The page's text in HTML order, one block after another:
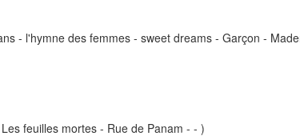
- l'hymne des femmes - sweet dreams - Garçon -
feuilles mortes - Rue de Panam - - )